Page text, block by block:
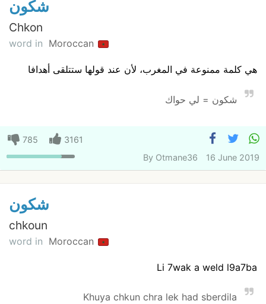
شكون
Chkon
word in Moroccan
هي كلمة ممنوعة في المغرب، لأن عند قولها ستتلقى أهدافا
شكون = لي حواك
785
3161
By Otmane36 16 June 2019
شكون
chkoun
word in Moroccan
Li 7wak a weld l9a7ba
Khuya chkun chra lek had sberdila